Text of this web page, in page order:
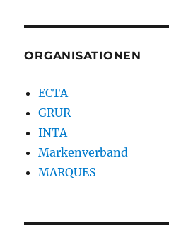
ORGANISATIONEN
ECTA
GRUR
INTA
Markenverband
MARQUES